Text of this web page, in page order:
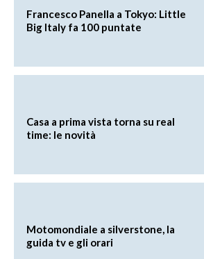
Francesco Panella a Tokyo: Little
Big Italy fa 100 puntate
Casa a prima vista torna su real
time: le novità
Motomondiale a silverstone, la
guida tv e gli orari